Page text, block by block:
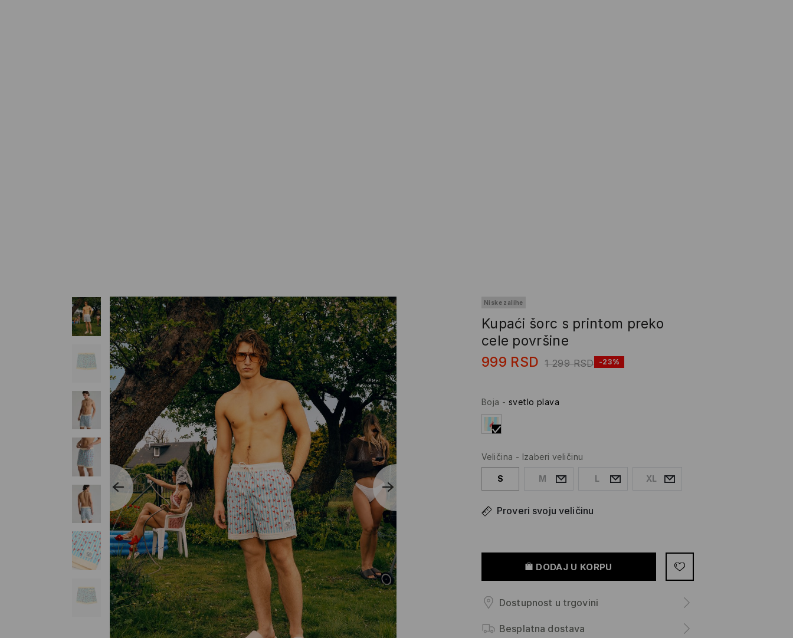
Niske zalihe
Kupaći šorc s printom preko
cele površine
999 RSD 1 299 RSD -23%
Boja - svetlo plava
Veličina - Izaberi veličinu
S M L XL
Proveri svoju veličinu
DODAJ U KORPU
Dostupnost u trgovini
Besplatna dostava